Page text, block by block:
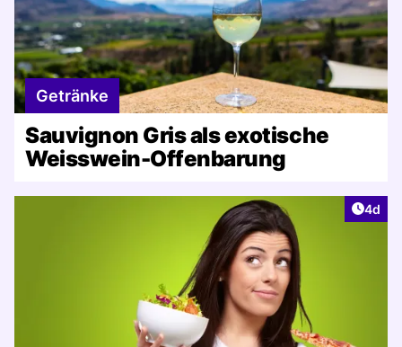
Getränke
Sauvignon Gris als exotische
Weisswein-Offenbarung
4d